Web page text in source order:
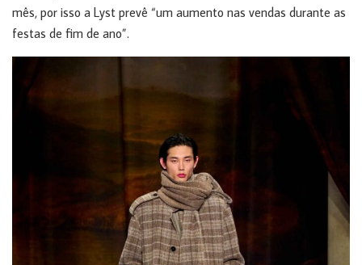
mês, por isso a Lyst prevê “um aumento nas vendas durante as
festas de fim de ano”.